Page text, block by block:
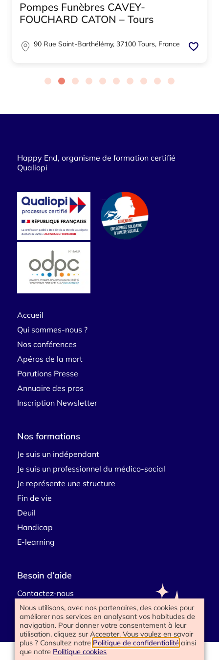
Pompes Funèbres CAVEY-
FOUCHARD CATON – Tours
90 Rue Saint-Barthélémy, 37100 Tours, France
Happy End, organisme de formation certifié
Qualiopi
Accueil
Qui sommes-nous ?
Nos conférences
Apéros de la mort
Parutions Presse
Annuaire des pros
Inscription Newsletter
Nos formations
Je suis un indépendant
Je suis un professionnel du médico-social
Je représente une structure
Fin de vie
Deuil
Handicap
E-learning
Besoin d’aide
Contactez-nous
www.happyend.life 2025
Nous utilisons, avec nos partenaires, des cookies pour
améliorer nos services en analysant vos habitudes de
navigation. Pour donner votre consentement à leur
utilisation, cliquez sur Accepter. Vous voulez en savoir
plus ? Consultez notre Politique de confidentialité ainsi
que notre Politique cookies